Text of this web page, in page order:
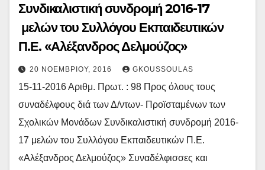
Συνδικαλιστική συνδρομή 2016-17
μελών του Συλλόγου Εκπαιδευτικών
Π.Ε. «Αλέξανδρος Δελμούζος»
20 ΝΟΕΜΒΡΊΟΥ, 2016 GKOUSSOULAS
15-11-2016 Αριθμ. Πρωτ. : 98 Προς όλους τους
συναδέλφους διά των Δ/ντων- Προϊσταμένων των
Σχολικών Μονάδων Συνδικαλιστική συνδρομή 2016-
17 μελών του Συλλόγου Εκπαιδευτικών Π.Ε.
«Αλέξανδρος Δελμούζος» Συναδέλφισσες και